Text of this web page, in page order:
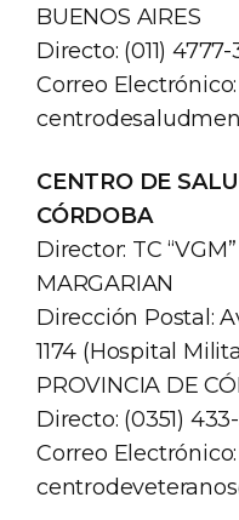
BUENOS AIRES
Directo: (011) 4777-
Correo Electrónico:
CENTRO DE
CÓRDOBA
Director: TC
MARGARIAN
Dirección Postal:
1174 (Hospital
PROVINCIA DE
Directo: (0351)
Correo Electrónico: